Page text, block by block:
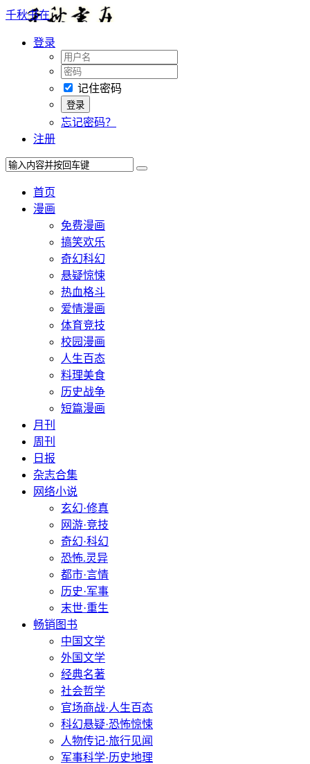
千秋书在
登录
记住密码
忘记密码？
注册
首页
漫画
免费漫画
搞笑欢乐
奇幻科幻
悬疑惊悚
热血格斗
爱情漫画
体育竞技
校园漫画
人生百态
料理美食
历史战争
短篇漫画
月刊
周刊
日报
杂志合集
网络小说
玄幻·修真
网游·竞技
奇幻·科幻
恐怖.灵异
都市·言情
历史·军事
末世·重生
畅销图书
中国文学
外国文学
经典名著
社会哲学
官场商战·人生百态
科幻悬疑·恐怖惊悚
人物传记·旅行见闻
军事科学·历史地理